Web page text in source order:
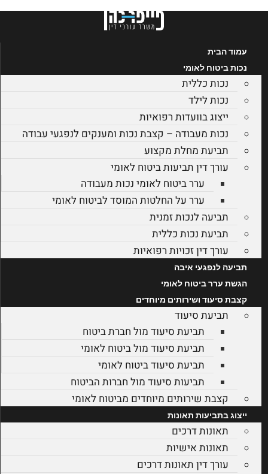
עמוד הבית
נכות ביטוח לאומי
נכות כללית
נכות לילד
ייצוג בוועדות רפואיות
נכות מעבודה – קצבת נכות ומענקים לנפגעי עבודה
תביעת מחלת מקצוע
עורך דין תביעות ביטוח לאומי
ערר ביטוח לאומי נכות מעבודה
ערר על החלטות המוסד לביטוח לאומי
תביעה לנכות זמנית
תביעת נכות כללית
עורך דין זכויות רפואיות
תביעה לנפגעי איבה
הגשת ערר ביטוח לאומי
קצבת סיעוד ושירותים מיוחדים
תביעת סיעוד
תביעת סיעוד מול חברת ביטוח
תביעת סיעוד מול ביטוח לאומי
תביעת סיעוד ביטוח לאומי
תביעות סיעוד מול חברות הביטוח
קצבת שירותים מיוחדים מביטוח לאומי
ייצוג בתביעות תאונות
תאונות דרכים
תאונות אישיות
עורך דין תאונות דרכים